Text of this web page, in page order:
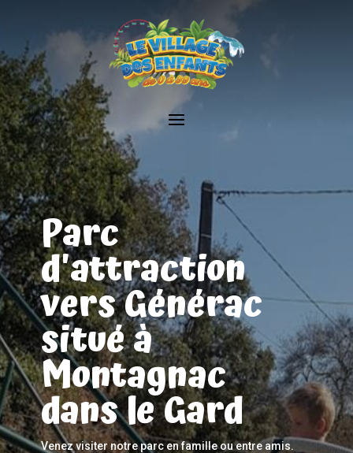
Parc
d'attraction
vers Générac
situé à
Montagnac
dans le Gard
Venez visiter notre parc en famille ou entre amis.